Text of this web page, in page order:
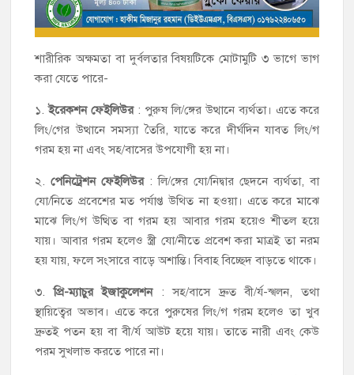
শারীরিক অক্ষমতা বা দুর্বলতার বিষয়টিকে মোটামুটি ৩ ভাগে ভাগ
করা যেতে পারে-
১.ইরেকশন ফেইলিউর: পুরুষ লি/ঙ্গের উত্থানে ব্যর্থতা। এতে করে
লিং/গের উত্থানে সমস্যা তৈরি, যাতে করে দীর্ঘদিন যাবত লিং/গ
গরম হয় না এবং সহ/বাসের উপযোগী হয় না।
২.পেনিট্রেশন ফেইলিউর: লি/ঙ্গের যো/নিদ্বার ছেদনে ব্যর্থতা, বা
যো/নিতে প্রবেশের মত পর্যাপ্ত উথিত না হওয়া। এতে করে মাঝে
মাঝে লিং/গ উত্থিত বা গরম হয় আবার গরম হয়েও শীতল হয়ে
যায়। আবার গরম হলেও স্ত্রী যো/নীতে প্রবেশ করা মাত্রই তা নরম
হয় যায়, ফলে সংসারে বাড়ে অশান্তি। বিবাহ বিচ্ছেদ বাড়তে থাকে।
৩.প্রি-ম্যাচুর ইজাকুলেশন: সহ/বাসে দ্রুত বী/র্য-স্খলন, তথা
স্থায়িত্বের অভাব। এতে করে পুরুষের লিং/গ গরম হলেও তা খুব
দ্রুতই পতন হয় বা বী/র্য আউট হয়ে যায়। তাতে নারী এবং কেউ
পরম সুখলাভ করতে পারে না।